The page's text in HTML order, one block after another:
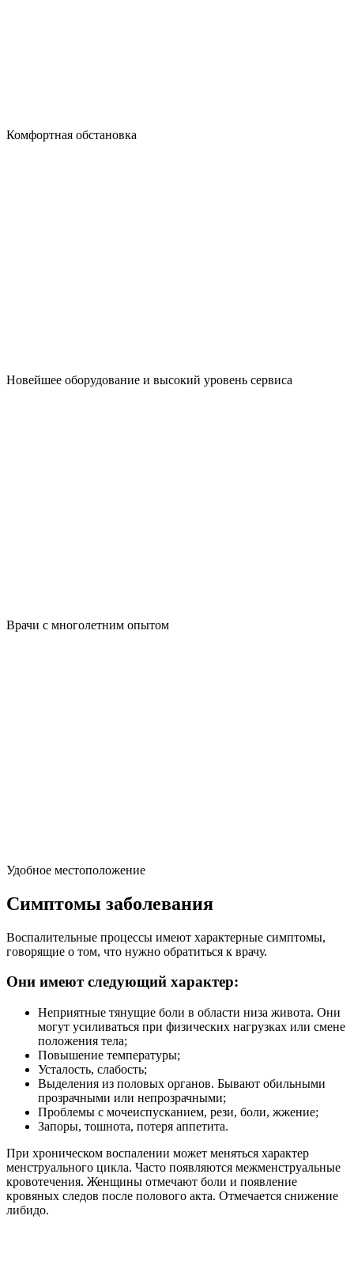
Комфортная обстановка
Новейшее оборудование и высокий уровень сервиса
Врачи с многолетним опытом
Удобное местоположение
Симптомы заболевания
Воспалительные процессы имеют характерные симптомы,
говорящие о том, что нужно обратиться к врачу.
Они имеют следующий характер:
Неприятные тянущие боли в области низа живота. Они
могут усиливаться при физических нагрузках или смене
положения тела;
Повышение температуры;
Усталость, слабость;
Выделения из половых органов. Бывают обильными
прозрачными или непрозрачными;
Проблемы с мочеиспусканием, рези, боли, жжение;
Запоры, тошнота, потеря аппетита.
При хроническом воспалении может меняться характер
менструального цикла. Часто появляются межменструальные
кровотечения. Женщины отмечают боли и появление
кровяных следов после полового акта. Отмечается снижение
либидо.